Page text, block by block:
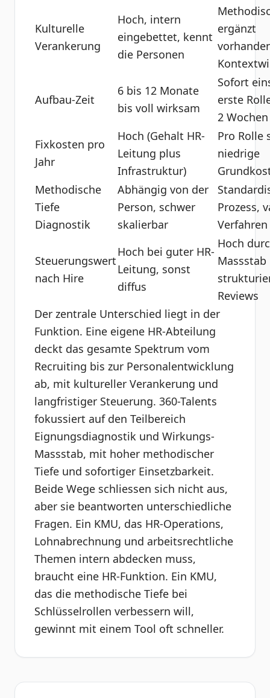
Kulturelle
Verankerung
Hoch, intern
eingebettet, kennt
die Personen
ergänzt
Aufbau-Zeit
6 bis 12 Monate
bis voll wirksam
Sofort
erste
2 Wochen
Fixkosten pro
Jahr
Hoch (Gehalt HR-
Leitung plus
Infrastruktur)
Pro Rolle
niedrige
Methodische
Tiefe
Diagnostik
Abhängig von der
Person, schwer
skalierbar
Prozess,
Verfahren
Steuerungswert
nach Hire
Hoch bei guter HR-
Leitung, sonst
diffus
Hoch
Massstab
Reviews
Der zentrale Unterschied liegt in der
Funktion. Eine eigene HR-Abteilung
deckt das gesamte Spektrum vom
Recruiting bis zur Personalentwicklung
ab, mit kultureller Verankerung und
langfristiger Steuerung. 360-Talents
fokussiert auf den Teilbereich
Eignungsdiagnostik und Wirkungs-
Massstab, mit hoher methodischer
Tiefe und sofortiger Einsetzbarkeit.
Beide Wege schliessen sich nicht aus,
aber sie beantworten unterschiedliche
Fragen. Ein KMU, das HR-Operations,
Lohnabrechnung und arbeitsrechtliche
Themen intern abdecken muss,
braucht eine HR-Funktion. Ein KMU,
das die methodische Tiefe bei
Schlüsselrollen verbessern will,
gewinnt mit einem Tool oft schneller.